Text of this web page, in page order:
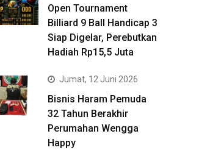
Open Tournament
Billiard 9 Ball Handicap 3
Siap Digelar, Perebutkan
Hadiah Rp15,5 Juta
Jumat, 12 Juni 2026
Bisnis Haram Pemuda
32 Tahun Berakhir
Perumahan Wengga
Happy